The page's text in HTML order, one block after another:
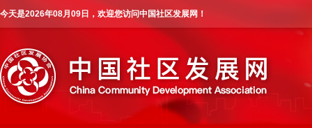
今天是2026年08月09日 ，欢迎您访问中国社区发展网！